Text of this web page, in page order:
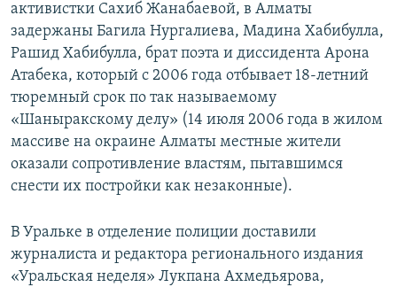
активистки Сахиб Жанабаевой, в Алматы
задержаны Багила Нургалиева, Мадина Хабибулла,
Рашид Хабибулла, брат поэта и диссидента Арона
Атабека, который с 2006 года отбывает 18-летний
тюремный срок по так называемому
«Шаныракскому делу» (14 июля 2006 года в жилом
массиве на окраине Алматы местные жители
оказали сопротивление властям, пытавшимся
снести их постройки как незаконные).
В Уральке в отделение полиции доставили
журналиста и редактора регионального издания
«Уральская неделя» Лукпана Ахмедьярова,